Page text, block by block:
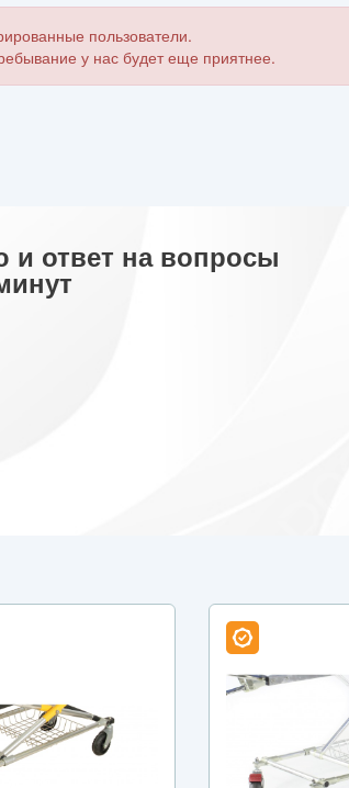
пользователи.
у нас будет еще приятнее.
и ответ на вопросы